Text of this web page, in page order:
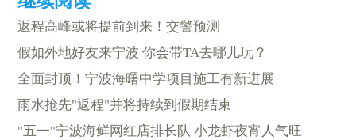
返程高峰或将提前到来！交警预测
假如外地好友来宁波 你会带TA去哪儿玩？
全面封顶！宁波海曙中学项目施工有新进展
雨水抢先"返程"并将持续到假期结束
"五一"宁波海鲜网红店排长队 小龙虾夜宵人气旺